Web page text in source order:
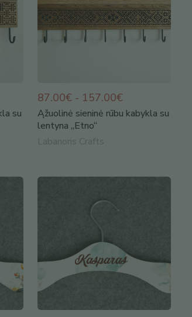
su
87.00€ - 157.00€
Ąžuolinė sieninė rūbu kabykla su
lentyna „Etno“
Labanoris Crafts